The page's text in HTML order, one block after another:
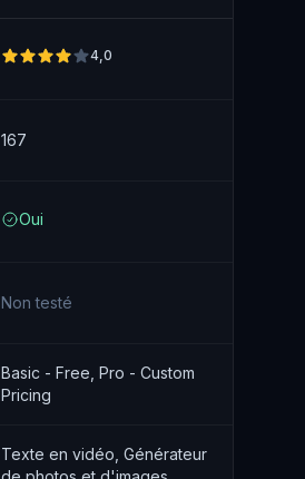
4,0
167
Oui
Non testé
Basic - Free, Pro - Custom
Pricing
Texte en vidéo, Générateur